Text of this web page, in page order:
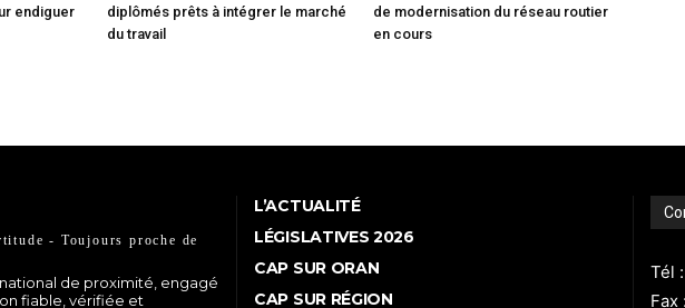
endiguer
diplômés prêts à intégrer le marché
du travail
de modernisation du réseau routier
en cours
- Toujours proche de
de proximité, engagé
fiable, vérifiée et
L’ACTUALITÉ
LÉGISLATIVES 2026
CAP SUR ORAN
CAP SUR RÉGION
Tél
Fax